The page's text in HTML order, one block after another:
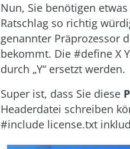
Nun, Sie benötigen
Ratschlag so richtig
genannter Präprozessor
bekommt. Die #define X
durch „Y“ ersetzt werden.
Super ist, dass Sie diese
Headerdatei schreiben
#include license.txt